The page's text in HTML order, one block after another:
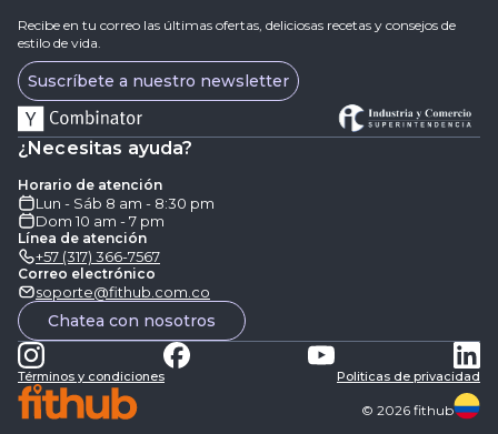
Recibe en tu correo las últimas ofertas, deliciosas recetas y consejos de
estilo de vida.
Suscríbete a nuestro newsletter
¿Necesitas ayuda?
Horario de atención
Lun - Sáb 8 am - 8:30 pm
Dom 10 am - 7 pm
Línea de atención
+57 (317) 366-7567
Correo electrónico
soporte@fithub.com.co
Chatea con nosotros
Términos y condiciones Politicas de privacidad
© 2026 fithub